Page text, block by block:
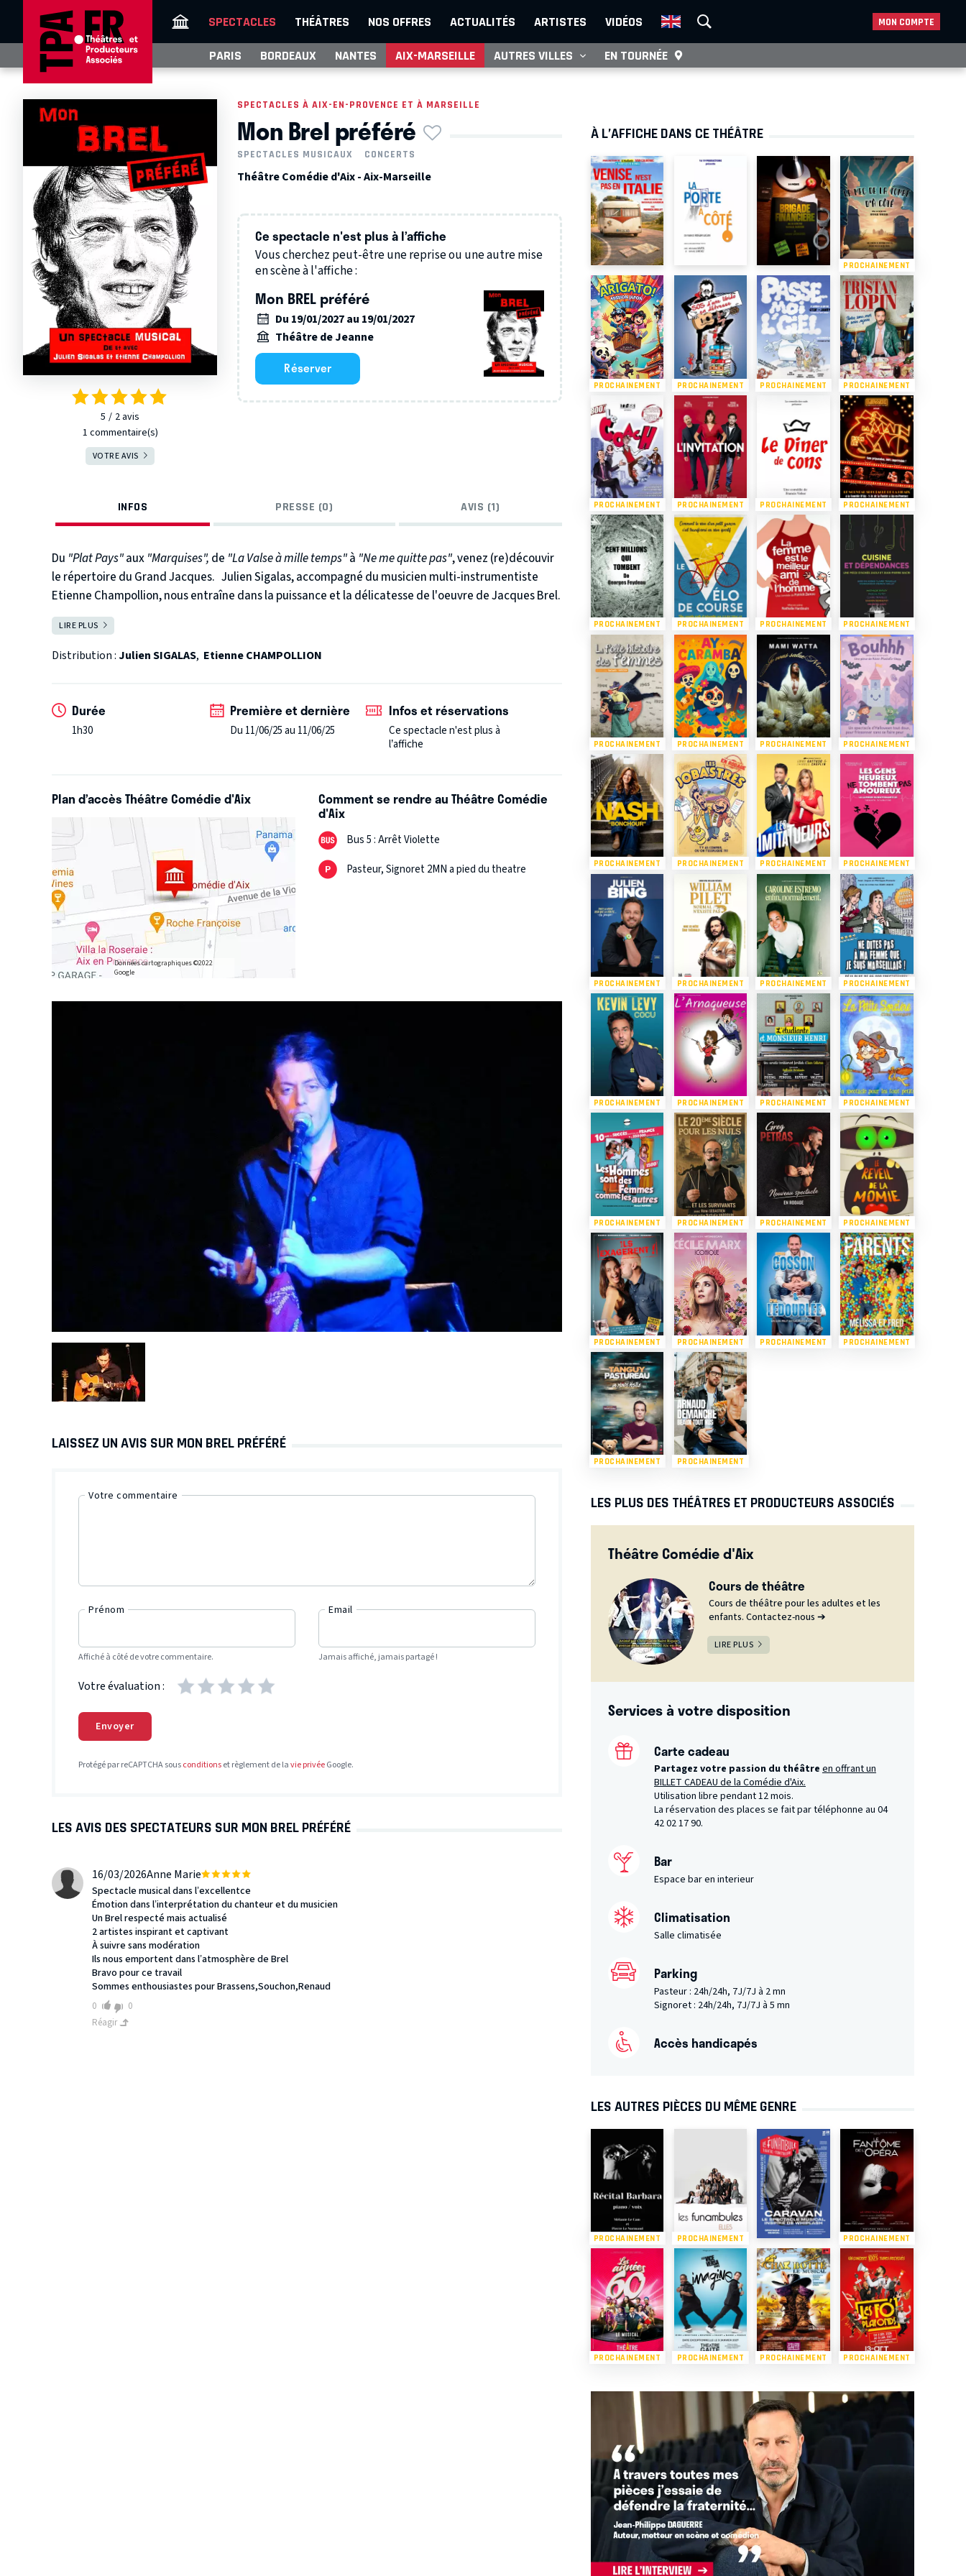
SPECTACLES THÉÂTRES NOS OFFRES ACTUALITÉS ARTISTES VIDÉOS MON COMPTE
PARIS BORDEAUX NANTES AIX-MARSEILLE AUTRES VILLES EN TOURNÉE
5 2 avis
1 commentaire(s)
VOTRE AVIS
SPECTACLES À AIX-EN-PROVENCE ET À MARSEILLE
Mon Brel préféré
SPECTACLES MUSICAUX CONCERTS
Théâtre Comédie d'Aix - Aix-Marseille
Ce spectacle n'est plus à l’affiche
Vous cherchez peut-être une reprise ou une autre mise
en scène à l'affiche :
Mon BREL préféré
Du 19/01/2027 au 19/01/2027
Théâtre de Jeanne
Réserver
INFOS PRESSE (0) AVIS (1)
Du "Plat Pays"aux "Marquises", de "La Valse à mille temps"à "Ne me quitte pas", venez (re)découvir
le répertoire du Grand Jacques. Julien Sigalas, accompagné du musicien multi-instrumentiste
Etienne Champollion, nous entraîne dans la puissance et la délicatesse de l'oeuvre de Jacques Brel.
LIRE PLUS
Distribution :Julien SIGALAS, Etienne CHAMPOLLION
Durée
1h30
Première et dernière
Du 11/06/25 au 11/06/25
Infos et réservations
Ce spectacle n'est plus à
l’affiche
Plan d’accès Théâtre Comédie d'Aix
Données cartographiques ©2022
Google
Comment se rendre au Théâtre Comédie
d'Aix
Bus 5 : Arrêt Violette
Pasteur, Signoret 2MN a pied du theatre
LAISSEZ UN AVIS SUR MON BREL PRÉFÉRÉ
Votre commentaire
Prénom
Affiché à côté de votre commentaire.
Email
Jamais affiché, jamais partagé !
Votre évaluation :
Envoyer
Protégé par reCAPTCHA sousconditionset règlement de lavie privéeGoogle.
LES AVIS DES SPECTATEURS SUR MON BREL PRÉFÉRÉ
16/03/2026Anne Marie
Spectacle musical dans l’excellentce
Émotion dans l’interprétation du chanteur et du musicien
Un Brel respecté mais actualisé
2 artistes inspirant et captivant
À suivre sans modération
Ils nous emportent dans l’atmosphère de Brel
Bravo pour ce travail
Sommes enthousiastes pour Brassens,Souchon,Renaud
0
0
Réagir
À L’AFFICHE DANS CE THÉÂTRE
PROCHAINEMENT
PROCHAINEMENT PROCHAINEMENT PROCHAINEMENT PROCHAINEMENT
PROCHAINEMENT PROCHAINEMENT PROCHAINEMENT PROCHAINEMENT
PROCHAINEMENT PROCHAINEMENT PROCHAINEMENT PROCHAINEMENT
PROCHAINEMENT PROCHAINEMENT PROCHAINEMENT PROCHAINEMENT
PROCHAINEMENT PROCHAINEMENT PROCHAINEMENT PROCHAINEMENT
PROCHAINEMENT PROCHAINEMENT PROCHAINEMENT PROCHAINEMENT
PROCHAINEMENT PROCHAINEMENT PROCHAINEMENT PROCHAINEMENT
PROCHAINEMENT PROCHAINEMENT PROCHAINEMENT PROCHAINEMENT
PROCHAINEMENT PROCHAINEMENT PROCHAINEMENT PROCHAINEMENT
PROCHAINEMENT PROCHAINEMENT
LES PLUS DES THÉÂTRES ET PRODUCTEURS ASSOCIÉS
Théâtre Comédie d'Aix
Cours de théâtre
Cours de théâtre pour les adultes et les
enfants. Contactez-nous ➔
LIRE PLUS
Services à votre disposition
Carte cadeau
Partagez votre passion du théâtre en offrant un
BILLET CADEAU de la Comédie d'Aix.
Utilisation libre pendant 12 mois.
La réservation des places se fait par téléphonne au 04
42 02 17 90.
Bar
Espace bar en interieur
Climatisation
Salle climatisée
Parking
Pasteur : 24h/24h, 7J/7J à 2 mn
Signoret : 24h/24h, 7J/7J à 5 mn
Accès handicapés
LES AUTRES PIÈCES DU MÊME GENRE
PROCHAINEMENT PROCHAINEMENT PROCHAINEMENT
PROCHAINEMENT PROCHAINEMENT PROCHAINEMENT PROCHAINEMENT